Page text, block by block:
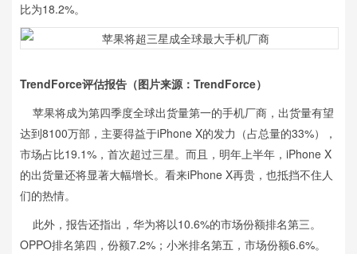
比为18.2%。
TrendForce评估报告（图片来源： TrendForce）
苹果将成为第四季度全球出货量第一的手机厂商，出货量有望
达到8100万部，主要得益于iPhone X的发力（占总量的33%），
市场占比19.1%，首次超过三星。而且，明年上半年，iPhone X
的出货量还将显著大幅增长。看来iPhone X再贵，也抵挡不住人
们的热情。
此外，报告还指出，华为将以10.6%的市场份额排名第三。
OPPO排名第四，份额7.2%；小米排名第五，市场份额6.6%。